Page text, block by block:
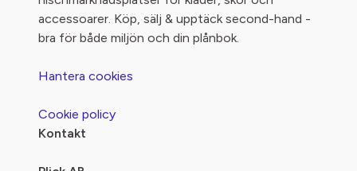
accessoarer. Köp, sälj & upptäck second-hand -
bra för både miljön och din plånbok.
Hantera cookies
Cookie policy
Kontakt